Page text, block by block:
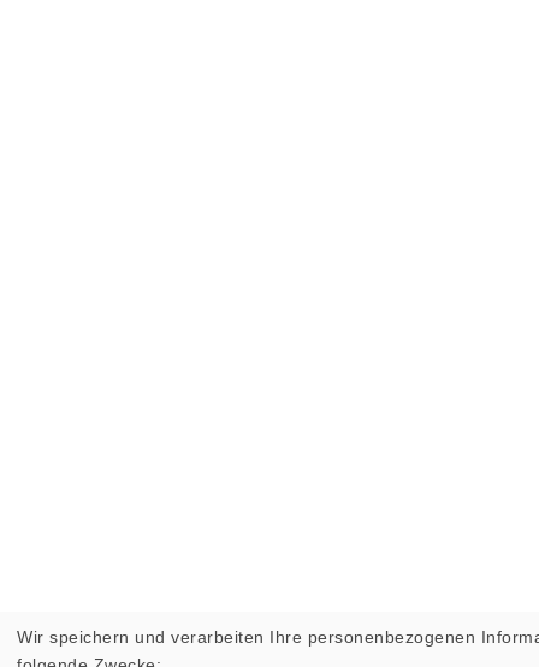
Wir speichern und verarbeiten Ihre personenbezogenen